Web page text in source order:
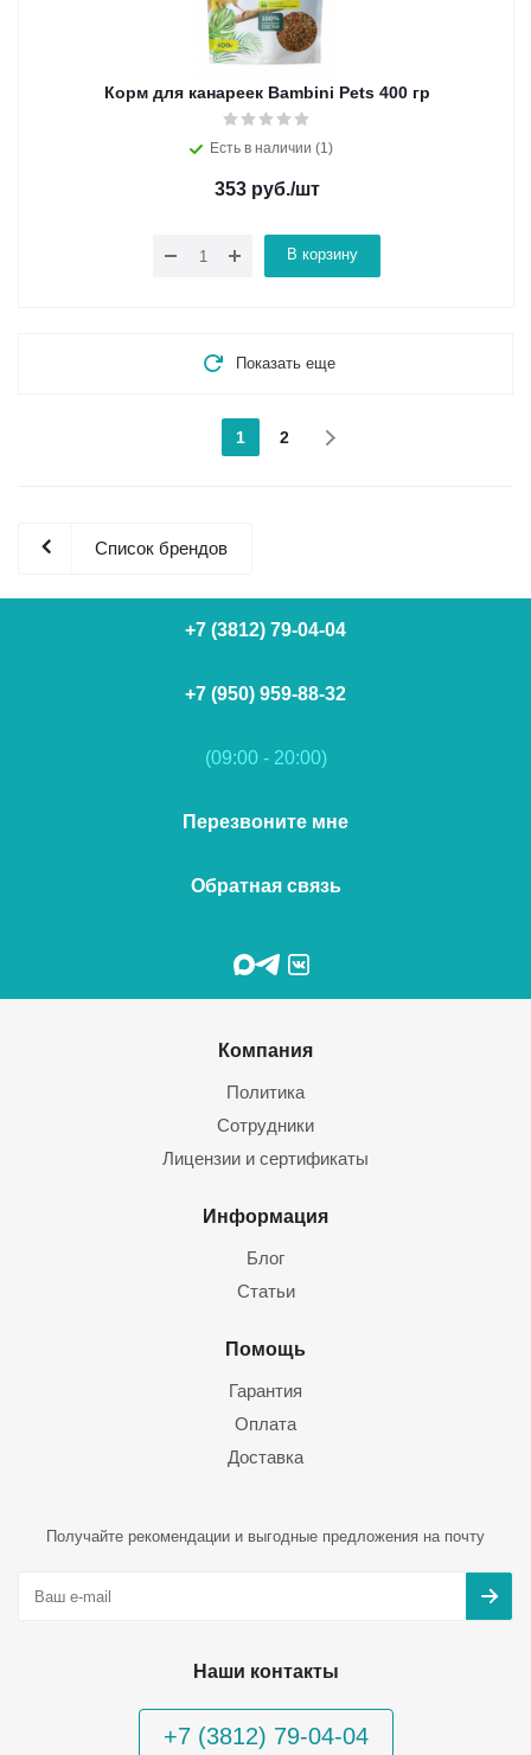
Корм для канареек Bambini Pets 400 гр
Есть в наличии (1)
353руб./шт
В корзину
Показать еще
1 2
Список брендов
+7 (3812) 79-04-04
+7 (950) 959-88-32
(09:00 - 20:00)
Перезвоните мне
Обратная связь
Компания
Политика
Сотрудники
Лицензии и сертификаты
Информация
Блог
Статьи
Помощь
Гарантия
Оплата
Доставка
Получайте рекомендации и выгодные предложения на почту
Наши контакты
+7 (3812) 79-04-04